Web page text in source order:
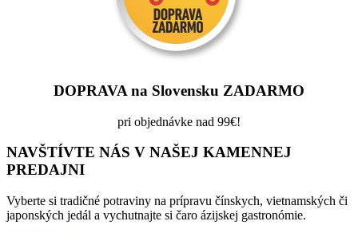
DOPRAVA na Slovensku ZADARMO
pri objednávke nad 99€!
NAVŠTÍVTE NÁS V NAŠEJ KAMENNEJ
PREDAJNI
Vyberte si tradičné potraviny na prípravu čínskych, vietnamských či
japonských jedál a vychutnajte si čaro ázijskej gastronómie.